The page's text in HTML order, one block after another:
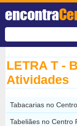
encontra
LETRA T -
Atividades
Tabacarias no
Tabeliães no Centro